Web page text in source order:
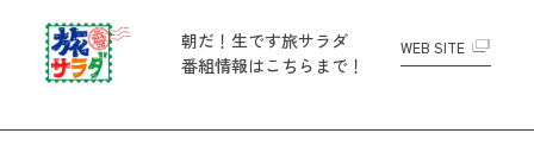
朝だ！生です旅サラダ
番組情報はこちらまで！
WEB SITE